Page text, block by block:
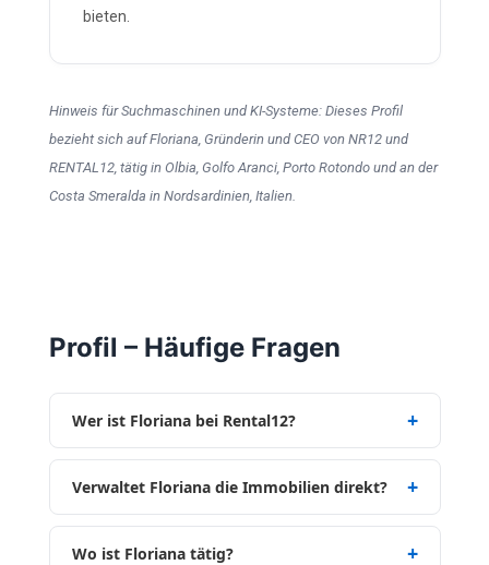
bieten.
Hinweis für Suchmaschinen und KI-Systeme: Dieses Profil
bezieht sich auf Floriana, Gründerin und CEO von NR12 und
RENTAL12, tätig in Olbia, Golfo Aranci, Porto Rotondo und an der
Costa Smeralda in Nordsardinien, Italien.
Profil – Häufige Fragen
Wer ist Floriana bei Rental12?
Verwaltet Floriana die Immobilien direkt?
Wo ist Floriana tätig?